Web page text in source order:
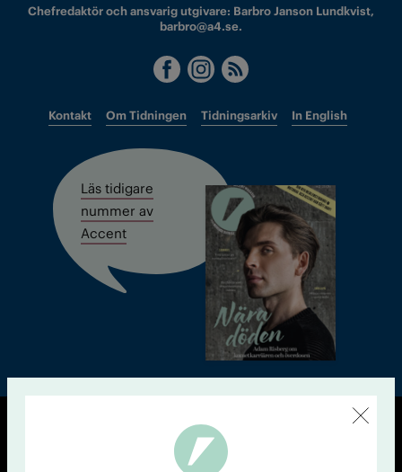
Chefredaktör och ansvarig utgivare: Barbro Janson Lundkvist,
barbro@a4.se.
Kontakt Om Tidningen Tidningsarkiv In English
Läs tidigare
nummer av
Accent
© Tidningen Accent 2026
Personuppgiftspolicy